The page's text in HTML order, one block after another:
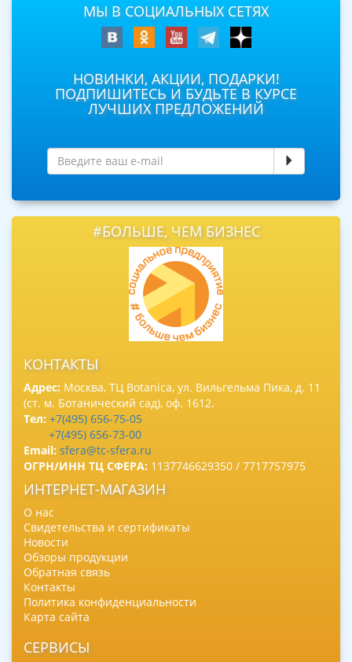
МЫ В СОЦИАЛЬНЫХ СЕТЯХ
НОВИНКИ, АКЦИИ, ПОДАРКИ!
ПОДПИШИТЕСЬ И БУДЬТЕ В КУРСЕ
ЛУЧШИХ ПРЕДЛОЖЕНИЙ
#БОЛЬШЕ, ЧЕМ БИЗНЕС
КОНТАКТЫ
Адрес: Москва, ТЦ Botanica, ул. Вильгельма Пика, д. 11
(ст. м. Ботанический сад), оф. 1612.
Тел: +7(495) 656-75-05
+7(495) 656-73-00
Email: sfera@tc-sfera.ru
ОГРН/ИНН ТЦ СФЕРА: 1137746629350 / 7717757975
ИНТЕРНЕТ-МАГАЗИН
О нас
Свидетельства и сертификаты
Новости
Обзоры продукции
Обратная связь
Контакты
Политика конфиденциальности
Карта сайта
СЕРВИСЫ